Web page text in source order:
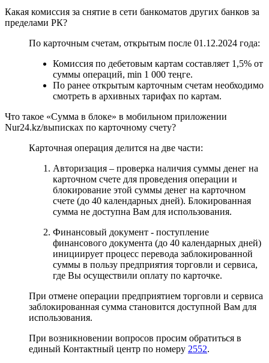
Какая комиссия за снятие в сети банкоматов других банков за
пределами РК?
По карточным счетам, открытым после 01.12.2024 года:
Комиссия по дебетовым картам составляет 1,5% от
суммы операций, min 1 000 теңге.
По ранее открытым карточным счетам необходимо
смотреть в архивных тарифах по картам.
Что такое «Сумма в блоке» в мобильном приложении
Nur24.kz/выписках по карточному счету?
Карточная операция делится на две части:
Авторизация – проверка наличия суммы денег на
карточном счете для проведения операции и
блокирование этой суммы денег на карточном
счете (до 40 календарных дней). Блокированная
сумма не доступна Вам для использования.
Финансовый документ - поступление
финансового документа (до 40 календарных дней)
инициирует процесс перевода заблокированной
суммы в пользу предприятия торговли и сервиса,
где Вы осуществили оплату по карточке.
При отмене операции предприятием торговли и сервиса
заблокированная сумма становится доступной Вам для
использования.
При возникновении вопросов просим обратиться в
единый Контактный центр по номеру 2552.